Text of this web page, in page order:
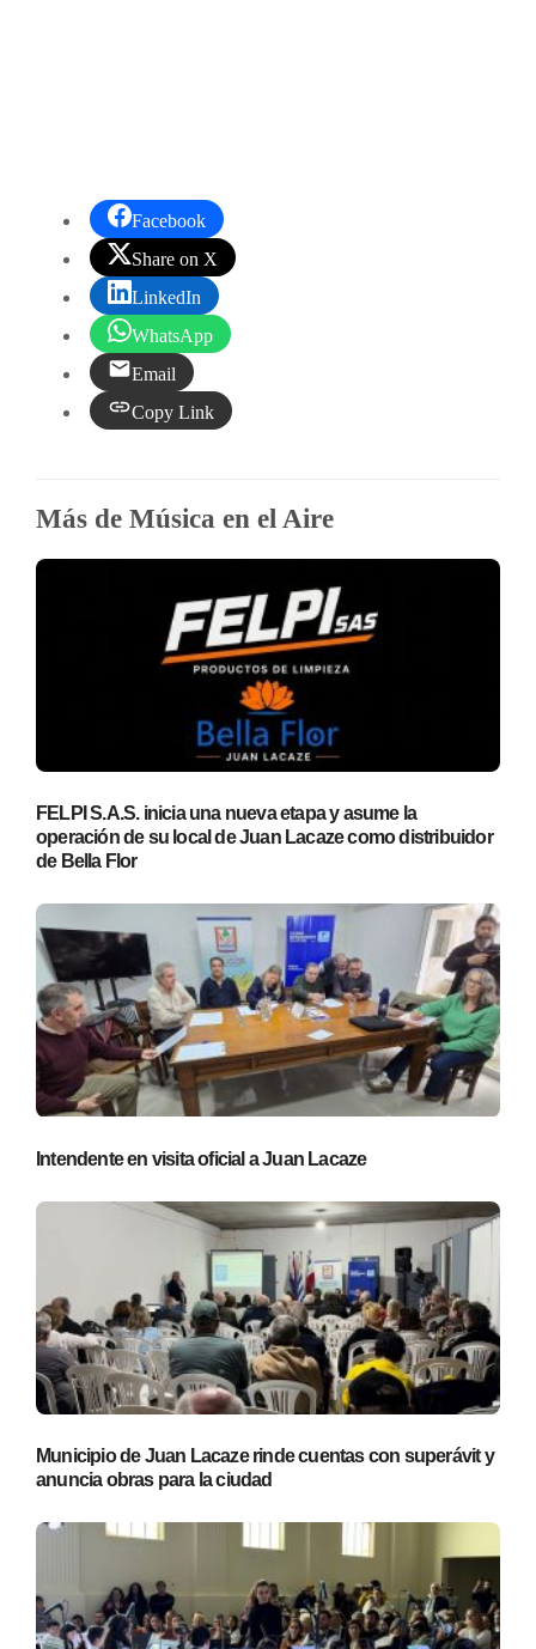
Facebook
Share on X
LinkedIn
WhatsApp
Email
Copy Link
Más de Música en el Aire
FELPI S.A.S. inicia una nueva etapa y asume la
operación de su local de Juan Lacaze como distribuidor
de Bella Flor
Intendente en visita oficial a Juan Lacaze
Municipio de Juan Lacaze rinde cuentas con superávit y
anuncia obras para la ciudad